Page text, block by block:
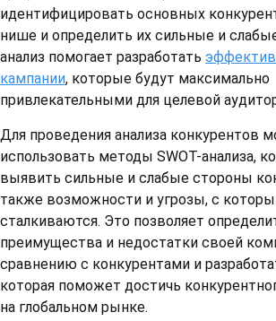
идентифицировать основных
нише и определить их сильные и
анализ помогает разработать
кампании, которые будут максимально
привлекательными для целевой
Для проведения анализа конкурентов
использовать методы SWOT-анализа,
выявить сильные и слабые стороны
также возможности и угрозы, с
сталкиваются. Это позволяет
преимущества и недостатки своей
сравнению с конкурентами и
которая поможет достичь
на глобальном рынке.